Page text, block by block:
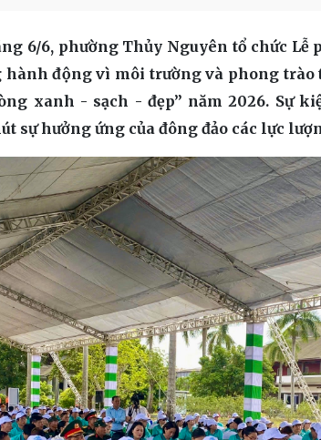
6/6, phường Thủy Nguyên tổ chức
động vì môi trường và phong trào
xanh - sạch - đẹp” năm 2026. Sự
sự hưởng ứng của đông đảo các lực